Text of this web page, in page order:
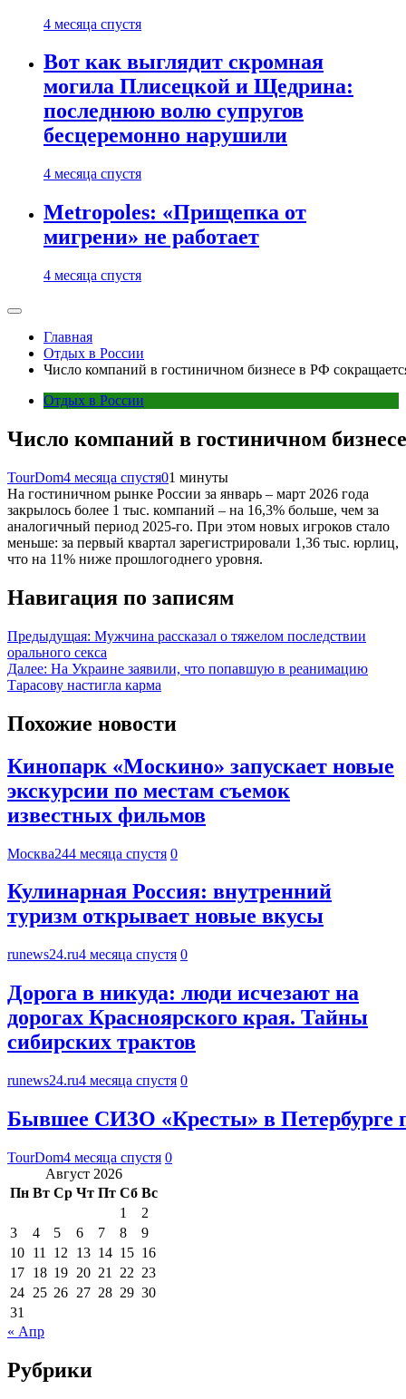
4 месяца спустя
Вот как выглядит скромная
могила Плисецкой и Щедрина:
последнюю волю супругов
бесцеремонно нарушили
4 месяца спустя
Metropoles: «Прищепка от
мигрени» не работает
4 месяца спустя
Главная
Отдых в России
Число компаний в гостиничном бизнесе в РФ
Отдых в России
Число компаний в гостиничном
TourDom4 месяца спустя01 минуты
На гостиничном рынке России за январь – март 2026 года
закрылось более 1 тыс. компаний – на 16,3% больше, чем за
аналогичный период 2025-го. При этом новых игроков стало
меньше: за первый квартал зарегистрировали 1,36 тыс. юрлиц,
что на 11% ниже прошлогоднего уровня.
Навигация по записям
Предыдущая: Мужчина рассказал о тяжелом последствии
орального секса
Далее: На Украине заявили, что попавшую в реанимацию
Тарасову настигла карма
Похожие новости
Кинопарк «Москино» запускает новые
экскурсии по местам съемок
известных фильмов
Москва244 месяца спустя 0
Кулинарная Россия: внутренний
туризм открывает новые вкусы
runews24.ru4 месяца спустя 0
Дорога в никуда: люди исчезают на
дорогах Красноярского края. Тайны
сибирских трактов
runews24.ru4 месяца спустя 0
Бывшее СИЗО «Кресты» в Петербурге
TourDom4 месяца спустя 0
Август 2026
Пн Вт Ср Чт Пт Сб Вс
1
2
3
4 5 6 7 8
9
10 11 12 13 14 15 16
17 18 19 20 21 22 23
24 25 26 27 28 29 30
31
« Апр
Рубрики